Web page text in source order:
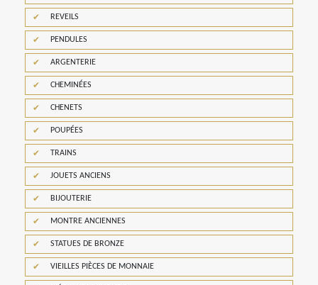
REVEILS
PENDULES
ARGENTERIE
CHEMINÉES
CHENETS
POUPÉES
TRAINS
JOUETS ANCIENS
BIJOUTERIE
MONTRE ANCIENNES
STATUES DE BRONZE
VIEILLES PIÈCES DE MONNAIE